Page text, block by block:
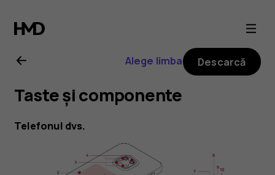
Ghid
de
utilizare
Nokia
XR20
Alege limba Descarcă
Taste și componente
Telefonul dvs.